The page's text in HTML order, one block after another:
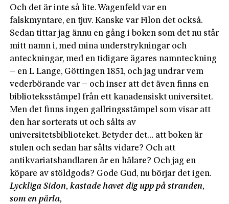
Och det är inte så lite. Wagenfeld var en
falskmyntare, en tjuv. Kanske var Filon det också.
Sedan tittar jag ännu en gång i boken som det nu står
mitt namn i, med mina understrykningar och
anteckningar, med en tidigare ägares namnteckning
– en L Lange, Göttingen 1851, och jag undrar vem
vederbörande var – och inser att det även finns en
biblioteksstämpel från ett kanadensiskt universitet.
Men det finns ingen gallringsstämpel som visar att
den har sorterats ut och sålts av
universitetsbiblioteket. Betyder det… att boken är
stulen och sedan har sålts vidare? Och att
antikvariatshandlaren är en hälare? Och jag en
köpare av stöldgods? Gode Gud, nu börjar det igen.
Lyckliga Sidon, kastade havet dig upp på stranden,
som en pärla,